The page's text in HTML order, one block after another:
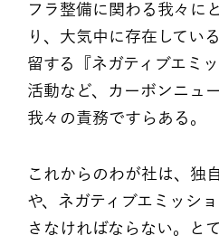
フラ整備に関わる我々に
り、大気中に存在してい
留する『ネガティブエミ
活動など、カーボンニュ
我々の責務ですらある。
これからのわが社は、独
や、ネガティブエミッシ
さなければならない。と